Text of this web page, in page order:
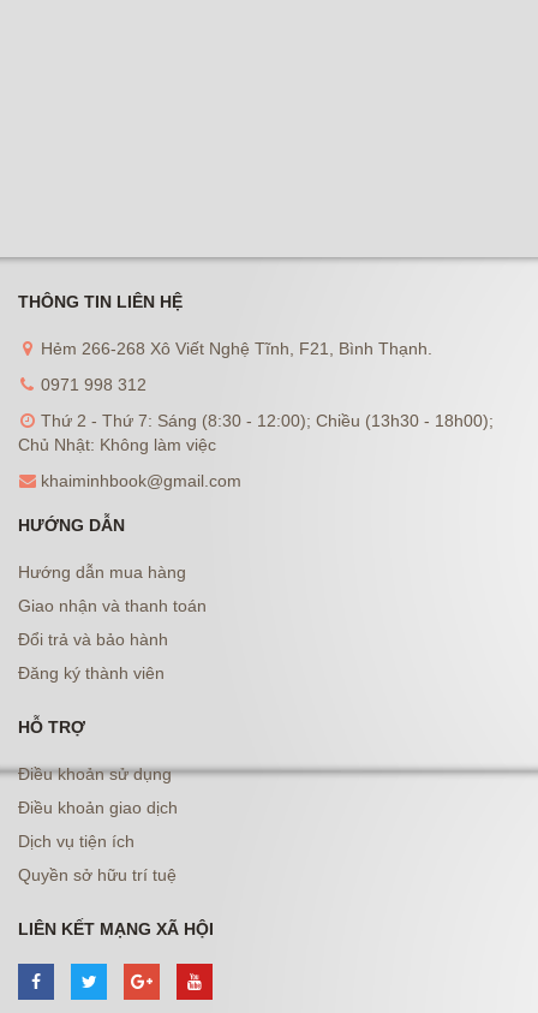
THÔNG TIN LIÊN HỆ
Hẻm 266-268 Xô Viết Nghệ Tĩnh, F21, Bình Thạnh.
0971 998 312
Thứ 2 - Thứ 7: Sáng (8:30 - 12:00); Chiều (13h30 - 18h00);
Chủ Nhật: Không làm việc
khaiminhbook@gmail.com
HƯỚNG DẪN
Hướng dẫn mua hàng
Giao nhận và thanh toán
Đổi trả và bảo hành
Đăng ký thành viên
HỖ TRỢ
Điều khoản sử dụng
Điều khoản giao dịch
Dịch vụ tiện ích
Quyền sở hữu trí tuệ
LIÊN KẾT MẠNG XÃ HỘI